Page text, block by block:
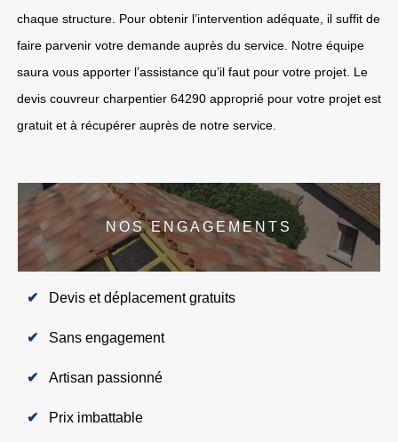
chaque structure. Pour obtenir l’intervention adéquate, il suffit de
faire parvenir votre demande auprès du service. Notre équipe
saura vous apporter l’assistance qu’il faut pour votre projet. Le
devis couvreur charpentier 64290 approprié pour votre projet est
gratuit et à récupérer auprès de notre service.
NOS ENGAGEMENTS
Devis et déplacement gratuits
Sans engagement
Artisan passionné
Prix imbattable